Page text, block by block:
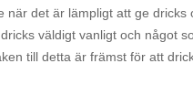
när det är lämpligt att ge dricks
väldigt vanligt och något
till detta är främst för att